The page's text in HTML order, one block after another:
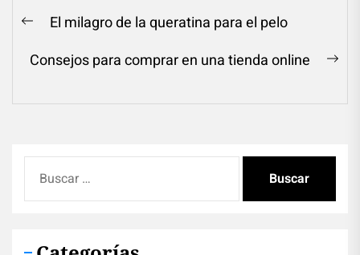
Navegación
entradas
Previous
post:
El milagro de la queratina para el pelo
Consejos para comprar en una tienda online